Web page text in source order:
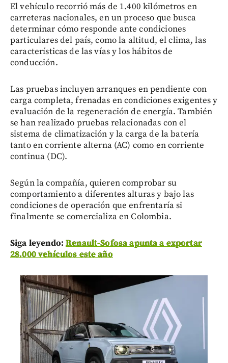
El vehículo recorrió más de 1.400 kilómetros en
carreteras nacionales, en un proceso que busca
determinar cómo responde ante condiciones
particulares del país, como la altitud, el clima, las
características de las vías y los hábitos de
conducción.
Las pruebas incluyen arranques en pendiente con
carga completa, frenadas en condiciones exigentes y
evaluación de la regeneración de energía. También
se han realizado pruebas relacionadas con el
sistema de climatización y la carga de la batería
tanto en corriente alterna (AC) como en corriente
continua (DC).
Según la compañía, quieren comprobar su
comportamiento a diferentes alturas y bajo las
condiciones de operación que enfrentaría si
finalmente se comercializa en Colombia.
Siga leyendo:Renault-Sofosa apunta a exportar
28.000 vehículos este año